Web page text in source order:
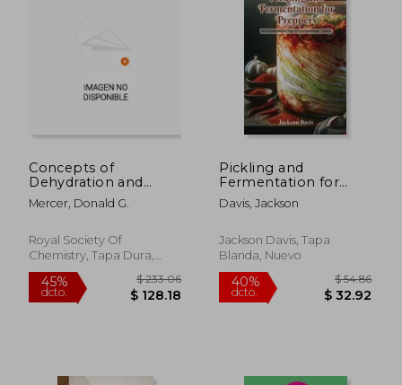
dcto. dcto.
Concepts of
Dehydration and
Drying for Small-
Scale Food
Inglés)
Mercer, Donald G.
Royal Society Of
Chemistry, Tapa Dura,
Nuevo
Pickling and
Fermentation for
Preppers:
Nourishment for
Inglés)
Davis, Jackson
Jackson Davis, Tapa
Blanda, Nuevo